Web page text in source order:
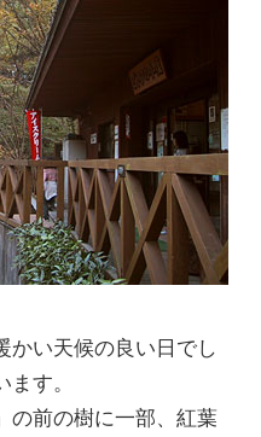
い天候の良い日でし
す。
前の樹に一部、紅葉